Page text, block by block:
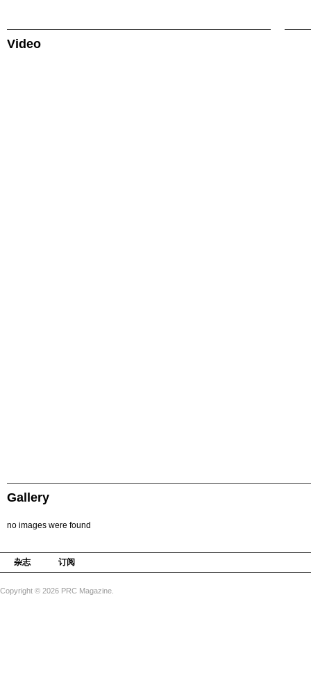
Video
Gallery
no images were found
杂志 订阅
Copyright © 2026 PRC Magazine.